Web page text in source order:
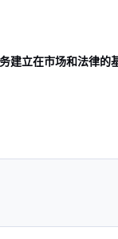
建立在市场和法律的